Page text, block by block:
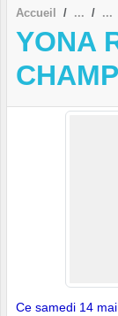
Accueil
YONA
Ce samedi 14